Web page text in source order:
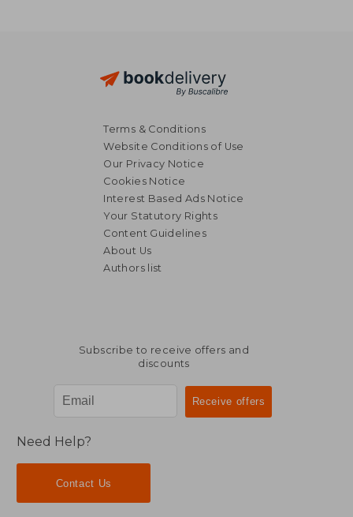
Terms & Conditions
Website Conditions of Use
Our Privacy Notice
Cookies Notice
Interest Based Ads Notice
Your Statutory Rights
Content Guidelines
About Us
Authors list
Subscribe to receive offers and
discounts
Need Help?
Contact Us